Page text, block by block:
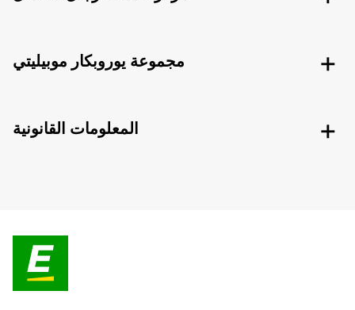
مجموعة يوروبكار موبيليتي
المعلومات القانونية